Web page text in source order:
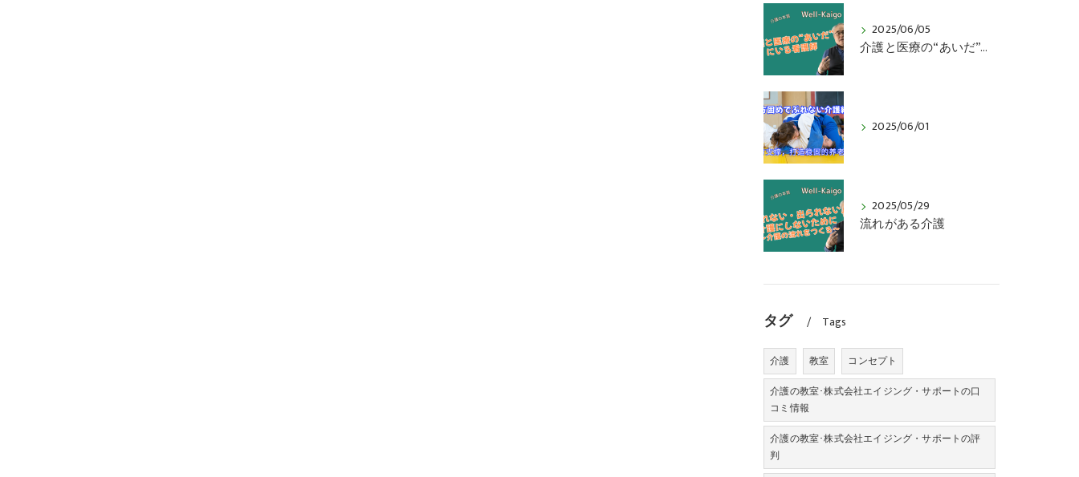
2025/06/05
介護と医療の“あいだ”にいる看護師
2025/06/01
2025/05/29
流れがある介護
タグ Tags
介護 教室
コンセプト
介護の教室･株式会社エイジング・サポートの口
コミ情報
介護の教室･株式会社エイジング・サポートの評
判